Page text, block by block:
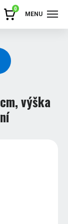
0
MENU
výška